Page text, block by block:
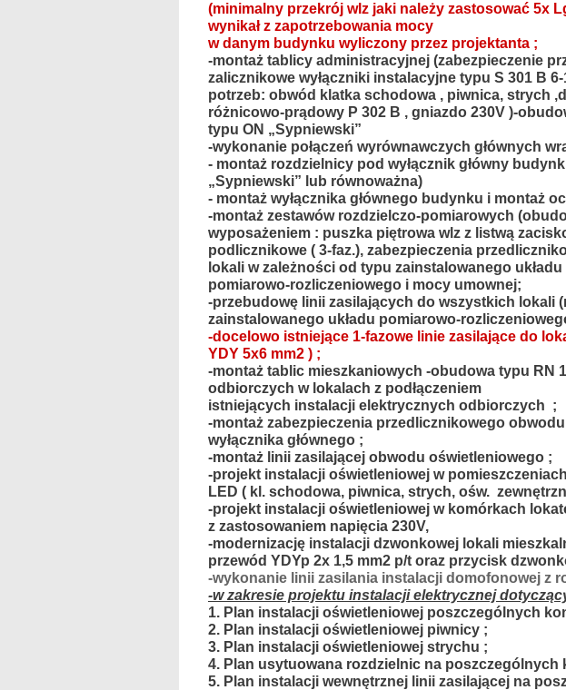
(minimalny przekrój wlz jaki należy zastosować 5x
wynikał z zapotrzebowania mocy
w danym budynku wyliczony przez projektanta ;
-montaż tablicy administracyjnej (zabezpieczenie
zalicznikowe wyłączniki instalacyjne typu S 301 B
potrzeb: obwód klatka schodowa , piwnica, strych
różnicowo-prądowy P 302 B , gniazdo 230V )-
typu ON „Sypniewski”
-wykonanie połączeń wyrównawczych głównych
- montaż rozdzielnicy pod wyłącznik główny
„Sypniewski” lub równoważna)
- montaż wyłącznika głównego budynku i montaż
-montaż zestawów rozdzielczo-pomiarowych
wyposażeniem : puszka piętrowa wlz z listwą
podlicznikowe ( 3-faz.), zabezpieczenia
lokali w zależności od typu zainstalowanego układu
pomiarowo-rozliczeniowego i mocy umownej;
-przebudowę linii zasilających do wszystkich lokali
zainstalowanego układu pomiarowo-
-docelowo istniejące 1-fazowe linie zasilające do
YDY 5x6 mm2 ) ;
-montaż tablic mieszkaniowych -obudowa typu RN
odbiorczych w lokalach z podłączeniem
istniejących instalacji elektrycznych odbiorczych ;
-montaż zabezpieczenia przedlicznikowego
wyłącznika głównego ;
-montaż linii zasilającej obwodu oświetleniowego ;
-projekt instalacji oświetleniowej w
LED ( kl. schodowa, piwnica, strych, ośw.
-projekt instalacji oświetleniowej w komórkach
z zastosowaniem napięcia 230V,
-modernizację instalacji dzwonkowej lokali
przewód YDYp 2x 1,5 mm2 p/t oraz przycisk
-wykonanie linii zasilania instalacji domofonowej z
-w zakresie projektu instalacji elektrycznej
1. Plan instalacji oświetleniowej poszczególnych
2. Plan instalacji oświetleniowej piwnicy ;
3. Plan instalacji oświetleniowej strychu ;
4. Plan usytuowana rozdzielnic na poszczególnych
5. Plan instalacji wewnętrznej linii zasilającej na